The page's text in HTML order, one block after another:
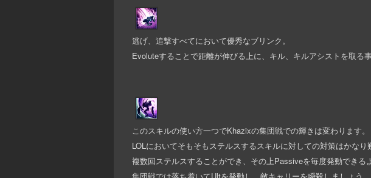
逃げ、追撃すべてにおいて優秀なブリンク。
Evoluteすることで距離が伸びる上に、キル、キルアシストを取
このスキルの使い方一つでKhazixの集団戦での輝きは変わります。
LOLにおいてそもそもステルスするスキルに対しての対策はかな
複数回ステルスすることができ、その上Passiveを毎度発動できる